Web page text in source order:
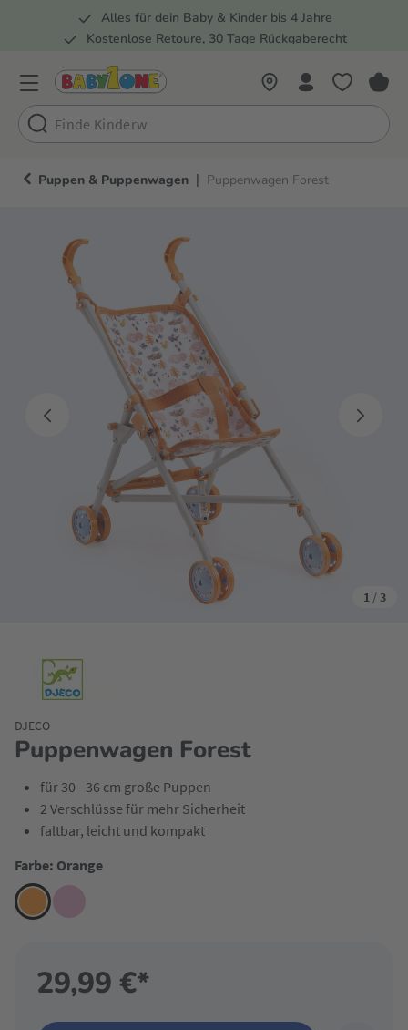
Zur Hauptnavigation springen
Alles für dein Baby & Kinder bis 4 Jahre
Kostenlose Retoure, 30 Tage Rückgaberecht
Puppen & Puppenwagen | Puppenwagen Forest
1 / 3
Puppenwagen Forest
DJECO
für 30 - 36 cm große Puppen
2 Verschlüsse für mehr Sicherheit
faltbar, leicht und kompakt
Farbe: Orange
29,99 €*